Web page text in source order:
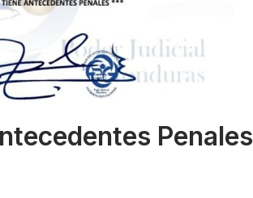
Penales